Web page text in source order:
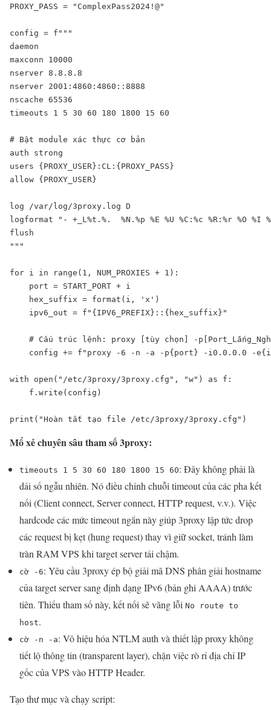
PROXY_PASS = "ComplexPass2024!@"
config = f"""
daemon
maxconn 10000
nserver 8.8.8.8
nserver 2001:4860:4860::8888
nscache 65536
timeouts 1 5 30 60 180 1800 15 60
# Bật module xác thực cơ bản
auth strong
users {PROXY_USER}:CL:{PROXY_PASS}
allow {PROXY_USER}
log /var/log/3proxy.log D
logformat "- +_L%t.%.  %N.%p %E %U %C:%c %R:%r %O %I
flush
"""
for i in range(1, NUM_PROXIES + 1):
    port = START_PORT + i
    hex_suffix = format(i, 'x')
    ipv6_out = f"{IPV6_PREFIX}::{hex_suffix}"
# Cấu trúc lệnh: proxy [tùy chọn] -
config += f"proxy -6 -n -a -p{port} -i0.0.0.0 -
with open("/etc/3proxy/3proxy.cfg", "w") as f:
    f.write(config)
print("Hoàn tất tạo file /etc/3proxy/3proxy.cfg")
Mổ xẻ chuyên sâu tham số 3proxy:
timeouts 1 5 30 60 180 1800 15 60: Đây không phải là
dải số ngẫu nhiên. Nó điều chỉnh chuỗi timeout của các pha kết
nối (Client connect, Server connect, HTTP request, v.v.). Việc
hardcode các mức timeout ngắn này giúp 3proxy lập tức drop
các request bị kẹt (hung request) thay vì giữ socket, tránh làm
tràn RAM VPS khi target server tải chậm.
cờ -6: Yêu cầu 3proxy ép bộ giải mã DNS phân giải hostname
của target server sang định dạng IPv6 (bản ghi AAAA) trước
tiên. Thiếu tham số này, kết nối sẽ văng lỗi No route to
host.
cờ -n -a: Vô hiệu hóa NTLM auth và thiết lập proxy không
tiết lộ thông tin (transparent layer), chặn việc rò rỉ địa chỉ IP
gốc của VPS vào HTTP Header.
Tạo thư mục và chạy script: